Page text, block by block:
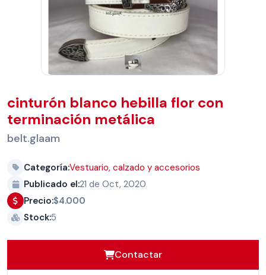
cinturón blanco hebilla flor con
terminación metálica
belt.glaam
Categoría:Vestuario, calzado y accesorios
Publicado el:21 de Oct, 2020
Precio:$4.000
Stock:5
Contactar